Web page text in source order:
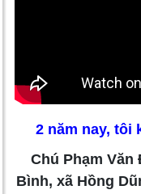
2 năm nay, tôi
Chú Phạm Văn
Bình, xã Hồng